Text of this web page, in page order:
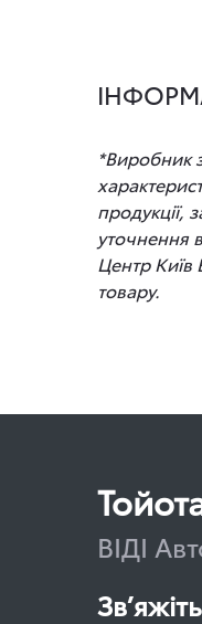
*Виробник
продукції,
уточнення
Центр Київ
товару.
ВІДІ